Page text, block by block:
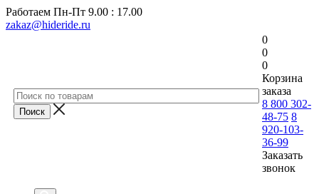
Работаем Пн-Пт 9.00 : 17.00
zakaz@hideride.ru
0
0
0
Корзина
заказа
8 800 302-
48-75 8
920-103-
36-99
Заказать
звонок